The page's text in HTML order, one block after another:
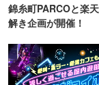
錦糸町PARCOと楽
解き企画が開催！